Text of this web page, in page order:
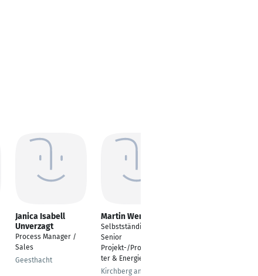
Janica Isabell
Unverzagt
Process Manager /
Sales
Geesthacht
Martin Wenzl
Selbstständiger
Senior
Projekt-/Programmlei
ter & Energieberater
Kirchberg an der Murr